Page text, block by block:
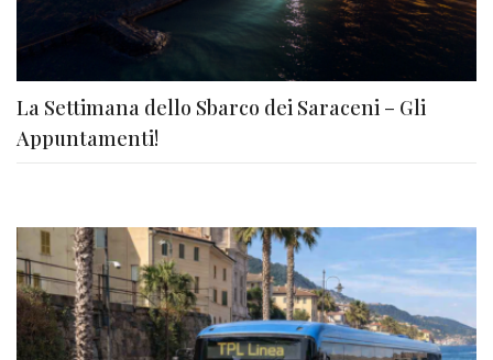
La Settimana dello Sbarco dei Saraceni – Gli
Appuntamenti!